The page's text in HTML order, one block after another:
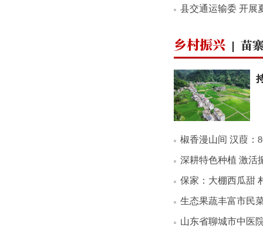
县交通运输委 开展
乡村振兴 苗
椒香漫山间 汉葭：
深耕特色种植 激活振兴
保家：大棚西瓜甜
生态果蔬丰富市民菜篮
山东省聊城市中医